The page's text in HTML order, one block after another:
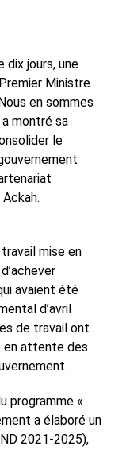
dix jours, une
Ministre
en sommes
montré sa
le
mise en
avaient été
d’avril
de travail ont
en attente des
programme «
a élaboré un
2021-2025),